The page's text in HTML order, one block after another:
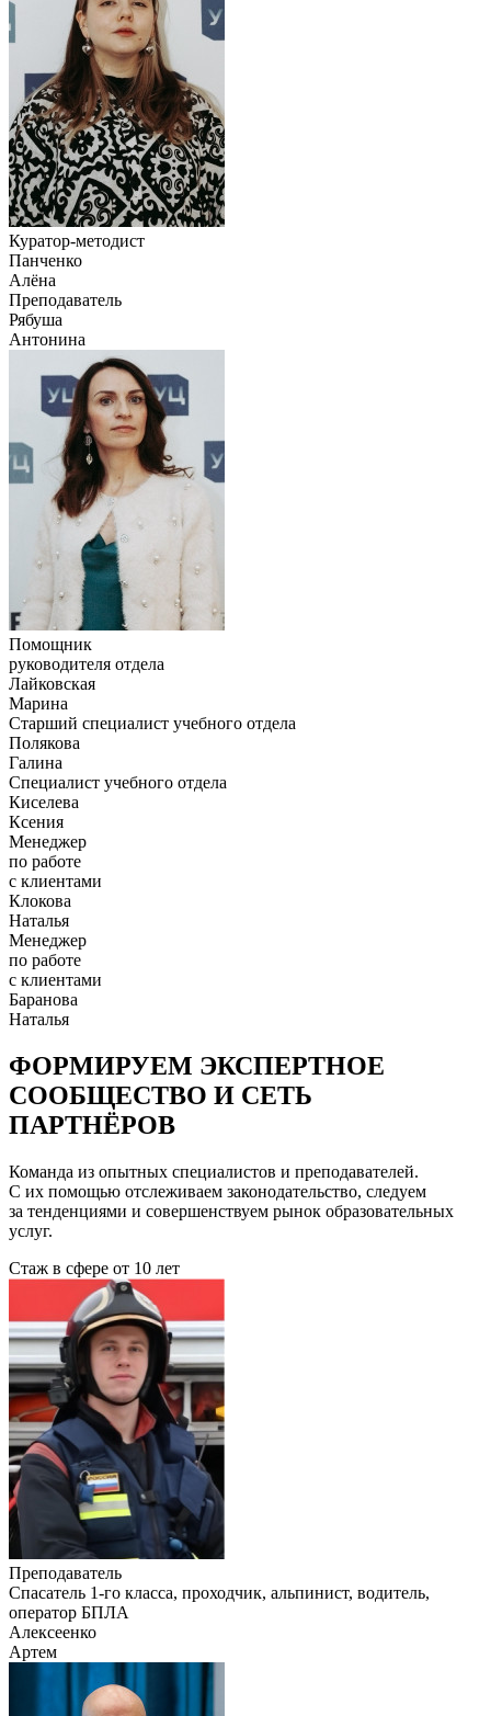
Куратор-методист
Панченко
Алёна
Преподаватель
Рябуша
Антонина
Помощник
руководителя отдела
Лайковская
Марина
Старший специалист учебного отдела
Полякова
Галина
Специалист учебного отдела
Киселева
Ксения
Менеджер
по работе
с клиентами
Клокова
Наталья
Менеджер
по работе
с клиентами
Баранова
Наталья
ФОРМИРУЕМ ЭКСПЕРТНОЕ
СООБЩЕСТВО И СЕТЬ
ПАРТНЁРОВ
Команда из опытных специалистов и преподавателей.
С их помощью отслеживаем законодательство, следуем
за тенденциями и совершенствуем рынок образовательных
услуг.
Стаж в сфере от 10 лет
Преподаватель
Cпасатель 1-го класса, проходчик, альпинист, водитель,
оператор БПЛА
Алексеенко
Артем